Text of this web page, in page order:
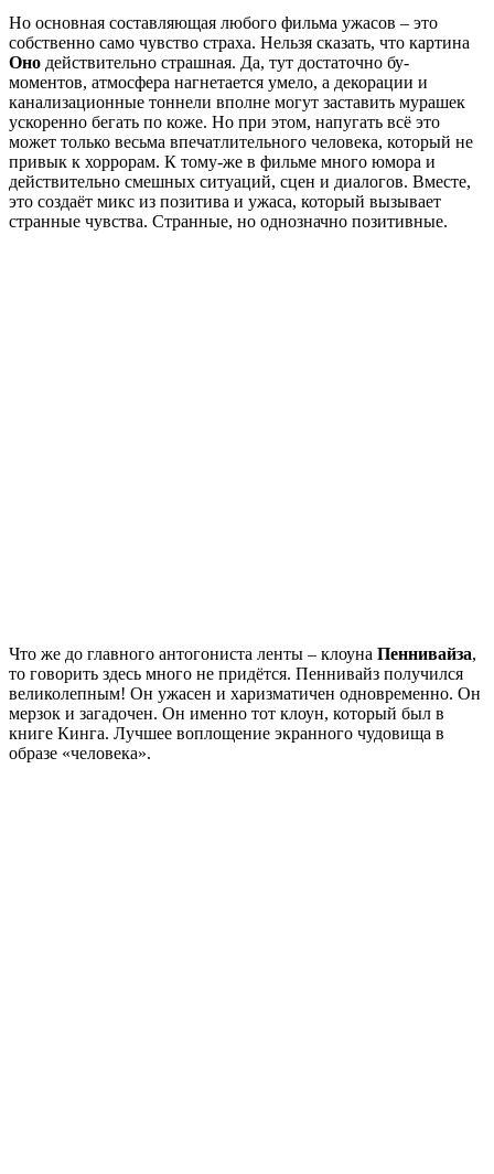
Но основная составляющая любого фильма ужасов – это
собственно само чувство страха. Нельзя сказать, что картина
Оно действительно страшная. Да, тут достаточно бу-
моментов, атмосфера нагнетается умело, а декорации и
канализационные тоннели вполне могут заставить мурашек
ускоренно бегать по коже. Но при этом, напугать всё это
может только весьма впечатлительного человека, который не
привык к хоррорам. К тому-же в фильме много юмора и
действительно смешных ситуаций, сцен и диалогов. Вместе,
это создаёт микс из позитива и ужаса, который вызывает
странные чувства. Странные, но однозначно позитивные.
Что же до главного антогониста ленты – клоуна Пеннивайза,
то говорить здесь много не придётся. Пеннивайз получился
великолепным! Он ужасен и харизматичен одновременно. Он
мерзок и загадочен. Он именно тот клоун, который был в
книге Кинга. Лучшее воплощение экранного чудовища в
образе «человека».